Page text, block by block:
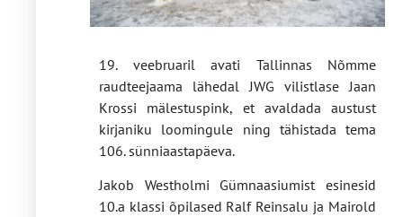
19. veebruaril avati Tallinnas Nõmme
raudteejaama lähedal JWG vilistlase Jaan
Krossi mälestuspink, et avaldada austust
kirjaniku loomingule ning tähistada tema
106. sünniaastapäeva.
Jakob Westholmi Gümnaasiumist esinesid
10.a klassi õpilased Ralf Reinsalu ja Mairold